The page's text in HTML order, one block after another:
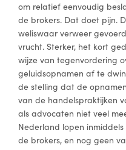
om relatief eenvoudig
de brokers. Dat doet pijn.
weliswaar verweer
vrucht. Sterker, het kort
wijze van tegenvordering
geluidsopnamen af te
de stelling dat de
van de handelspraktijken
als advocaten niet veel
Nederland lopen
de brokers, en nog geen